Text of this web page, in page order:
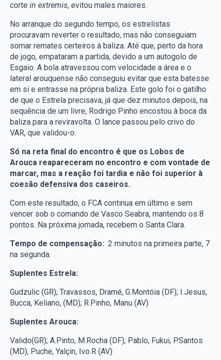
corte in extremis, evitou males maiores.
No arranque do segundo tempo, os estrelistas
procuravam reverter o resultado, mas não conseguiam
somar remates certeiros à baliza. Até que, perto da hora
de jogo, empataram a partida, devido a um autogolo de
Esgaio. A bola atravessou com velocidade a área e o
lateral arouquense não conseguiu evitar que esta batesse
em si e entrasse na própria baliza. Este golo foi o gatilho
de que o Estrela precisava, já que dez minutos depois, na
sequência de um livre, Rodrigo Pinho encostou à boca da
baliza para a reviravolta. O lance passou pelo crivo do
VAR, que validou-o.
Só na reta final do encontro é que os Lobos de
Arouca reapareceram no encontro e com vontade de
marcar, mas a reação foi tardia e não foi superior à
coesão defensiva dos caseiros.
Com este resultado, o FCA continua em último e sem
vencer sob o comando de Vasco Seabra, mantendo os 8
pontos. Na próxima jornada, recebem o Santa Clara.
Tempo de compensação: 2 minutos na primeira parte, 7
na segunda.
Suplentes Estrela:
Gudzulic (GR); Travassos, Dramé, G.Montóia (DF); I.Jesus,
Bucca, Keliano, (MD); R.Pinho, Manu (AV)
Suplentes Arouca:
Valido(GR); A.Pinto, M.Rocha (DF); Pablo, Fukui, P.Santos
(MD); Puche, Yalçin, Ivo.R (AV)